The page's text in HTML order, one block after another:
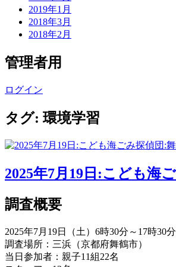
2019年1月
2018年3月
2018年2月
管理者用
ログイン
タグ: 環境学習
2025年7月19日:こども海
調査概要
2025年7月19日（土）6時30分～17時30分
調査場所：三浜（京都府舞鶴市）
当日参加者：親子11組22名